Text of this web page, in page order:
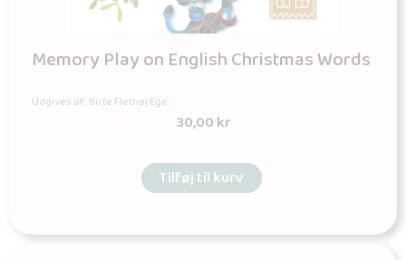
Memory Play on English Christmas Words
Udgives af: Birte Flethøj Ege
30,00kr
Tilføj til kurv